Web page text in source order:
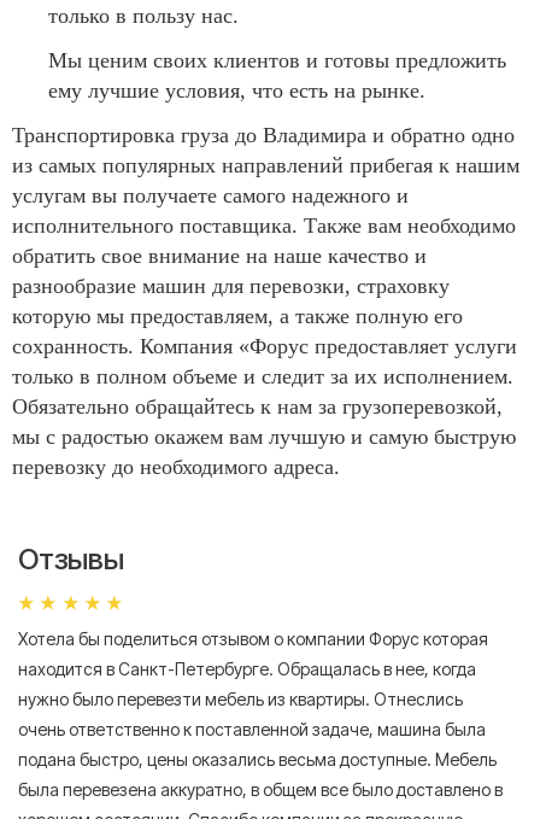
только в пользу нас.
Мы ценим своих клиентов и готовы предложить
ему лучшие условия, что есть на рынке.
Транспортировка груза до Владимира и обратно одно
из самых популярных направлений прибегая к нашим
услугам вы получаете самого надежного и
исполнительного поставщика. Также вам необходимо
обратить свое внимание на наше качество и
разнообразие машин для перевозки, страховку
которую мы предоставляем, а также полную его
сохранность. Компания «Форус предоставляет услуги
только в полном объеме и следит за их исполнением.
Обязательно обращайтесь к нам за грузоперевозкой,
мы с радостью окажем вам лучшую и самую быструю
перевозку до необходимого адреса.
Отзывы
Хотела бы поделиться отзывом о компании Форус которая
находится в Санкт-Петербурге. Обращалась в нее, когда
нужно было перевезти мебель из квартиры. Отнеслись
очень ответственно к поставленной задаче, машина была
подана быстро, цены оказались весьма доступные. Мебель
была перевезена аккуратно, в общем все было доставлено в